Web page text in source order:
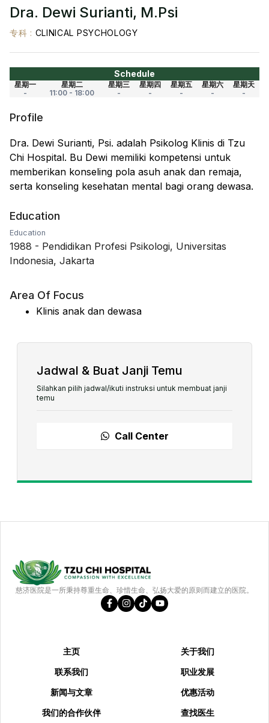
Dra. Dewi Surianti, M.Psi
专科 : CLINICAL PSYCHOLOGY
Schedule
星期一 星期二 星期三 星期四 星期五 星期六
星期天
-
11:00 - 18:00 - - - - -
Profile
Dra. Dewi Surianti, Psi. adalah Psikolog Klinis di Tzu
Chi Hospital. Bu Dewi memiliki kompetensi untuk
memberikan konseling pola asuh anak dan remaja,
serta konseling kesehatan mental bagi orang dewasa.
Education
Education
1988 - Pendidikan Profesi Psikologi, Universitas
Indonesia, Jakarta
Area Of Focus
Klinis anak dan dewasa
Jadwal & Buat Janji Temu
Silahkan pilih jadwal/ikuti instruksi untuk membuat janji
temu
Call Center
慈济医院是一所秉持尊重生命、珍惜生命、弘扬大爱的原则而建立的医院。
主页
关于我们
联系我们
职业发展
新闻与文章
优惠活动
我们的合作伙伴
查找医生